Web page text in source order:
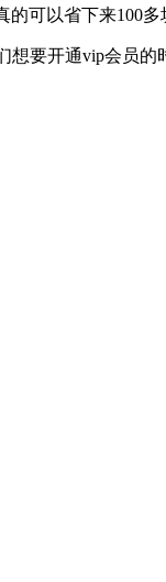
可以省下来100多
要开通vip会员